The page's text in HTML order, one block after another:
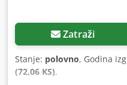
Zatraži
Stanje: polovno, Godina
(72,06 KS),